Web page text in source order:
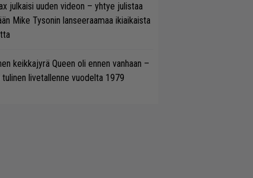
julkaisi uuden videon – yhtye julistaa
Mike Tysonin lanseeraamaa ikiaikaista
keikkajyrä Queen oli ennen vanhaan –
livetallenne vuodelta 1979